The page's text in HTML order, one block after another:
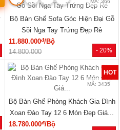
- 12%
8.000.000